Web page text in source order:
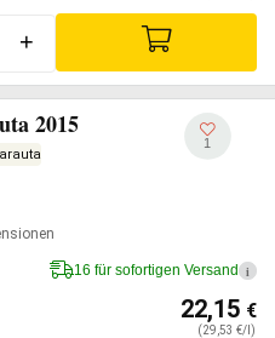
+
2015
1
16 für sofortigen Versand i
22,15 €
(29,53 €/l)